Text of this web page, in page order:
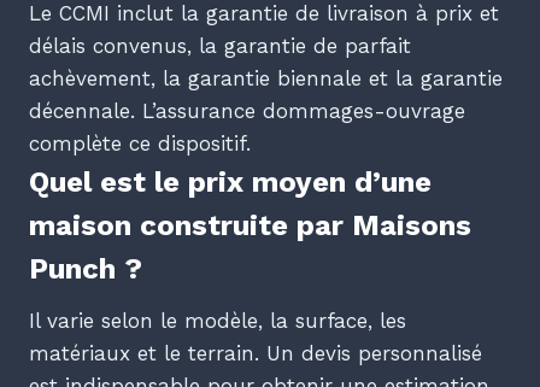
Le CCMI inclut la garantie de livraison à prix et
délais convenus, la garantie de parfait
achèvement, la garantie biennale et la garantie
décennale. L’assurance dommages-ouvrage
complète ce dispositif.
Quel est le prix moyen d’une
maison construite par Maisons
Punch ?
Il varie selon le modèle, la surface, les
matériaux et le terrain. Un devis personnalisé